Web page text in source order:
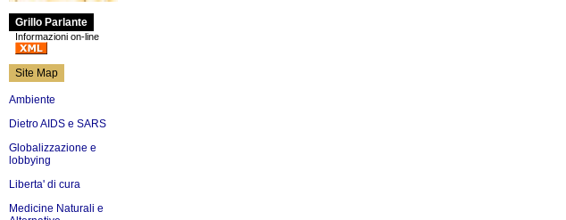
Grillo Parlante
Informazioni on-line
Site Map
Ambiente
Dietro AIDS e SARS
Globalizzazione e
lobbying
Liberta' di cura
Medicine Naturali e